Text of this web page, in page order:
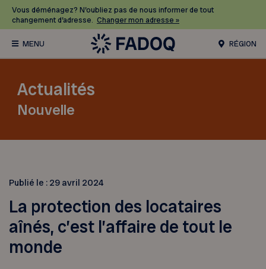
Vous déménagez? N’oubliez pas de nous informer de tout
changement d’adresse. Changer mon adresse »
RÉGION
Actualités
Nouvelle
Publié le : 29 avril 2024
La protection des locataires
aînés, c’est l’affaire de tout le
monde